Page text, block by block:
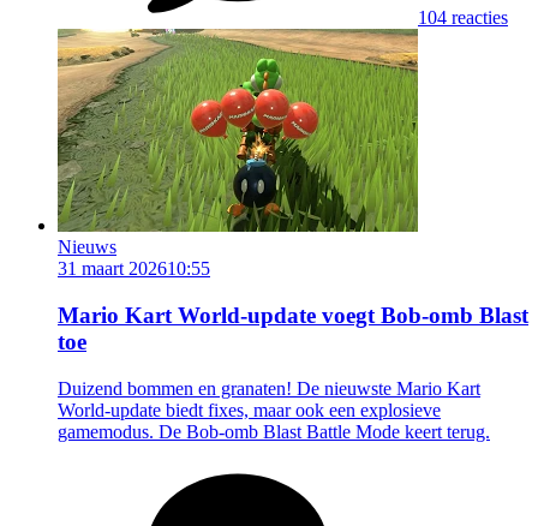
104 reacties
Nieuws
31 maart 202610:55
Mario Kart World-update voegt Bob-omb Blast
toe
Duizend bommen en granaten! De nieuwste Mario Kart
World-update biedt fixes, maar ook een explosieve
gamemodus. De Bob-omb Blast Battle Mode keert terug.